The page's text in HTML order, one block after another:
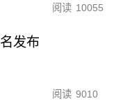
阅读 10055
发布
阅读 9010